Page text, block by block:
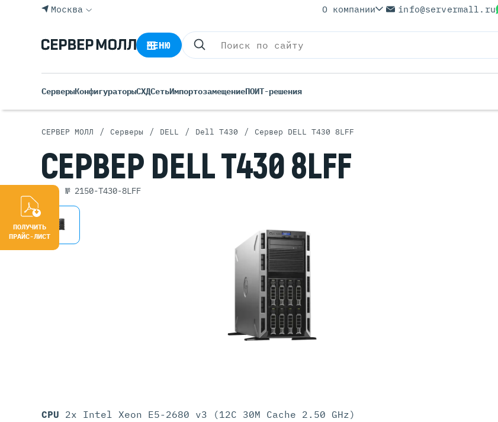
Rack Серверы
Tower Серверы
Серверы Huawei
Серверы DELL
DELL G17
DELL G16
Москва О компании info@servermall.ru
МЕНЮ
СерверыКонфигураторыСХДСетьИмпортозамещениеПОИТ-решения
СЕРВЕР МОЛЛ / Серверы / DELL / Dell T430 / Сервер DELL T430 8LFF
СЕРВЕР DELL T430 8LFF
арт. № 2150-T430-8LFF
CPU 2x Intel Xeon E5-2680 v3 (12C 30M Cache 2.50 GHz)
ПОЛУЧИТЬ
ПРАЙС-ЛИСТ